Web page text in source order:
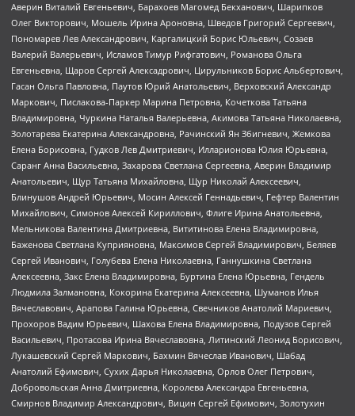
Аверин Виталий Евгеньевич, Барахоев Магомед Бекханович, Шарипков
Олег Викторович, Мошель Ирина Ароновна, Шведов Григорий Сергеевич,
Пономарев Лев Александрович, Каргалицкий Борис Юльевич, Созаев
Валерий Валерьевич, Исламов Тимур Рифгатович, Романова Ольга
Евгеньевна, Щаров Сергей Алексадрович, Цирульников Борис Альбертович,
Гасан Ольга Павловна, Паутов Юрий Анатольевич, Верховский Александр
Маркович, Пислакова-Паркер Марина Петровна, Кочеткова Татьяна
Владимировна, Чуркина Наталья Валерьевна, Акимова Татьяна Николаевна,
Золотарева Екатерина Александровна, Рачинский Ян Збигневич, Жемкова
Елена Борисовна, Гудков Лев Дмитриевич, Илларионова Юлия Юрьевна,
Саранг Анна Васильевна, Захарова Светлана Сергеевна, Аверин Владимир
Анатольевич, Щур Татьяна Михайловна, Щур Николай Алексеевич,
Блинушов Андрей Юрьевич, Мосин Алексей Геннадьевич, Гефтер Валентин
Михайлович, Симонов Алексей Кириллович, Флиге Ирина Анатольевна,
Мельникова Валентина Дмитриевна, Вититинова Елена Владимировна,
Баженова Светлана Куприяновна, Максимов Сергей Владимирович, Беляев
Сергей Иванович, Голубева Елена Николаевна, Ганнушкина Светлана
Алексеевна, Закс Елена Владимировна, Буртина Елена Юрьевна, Гендель
Людмила Залмановна, Кокорина Екатерина Алексеевна, Шуманов Илья
Вячеславович, Арапова Галина Юрьевна, Свечников Анатолий Мариевич,
Прохоров Вадим Юрьевич, Шахова Елена Владимировна, Подузов Сергей
Васильевич, Протасова Ирина Вячеславовна, Литинский Леонид Борисович,
Лукашевский Сергей Маркович, Бахмин Вячеслав Иванович, Шабад
Анатолий Ефимович, Сухих Дарья Николаевна, Орлов Олег Петрович,
Добровольская Анна Дмитриевна, Королева Александра Евгеньевна,
Смирнов Владимир Александрович, Вицин Сергей Ефимович, Золотухин